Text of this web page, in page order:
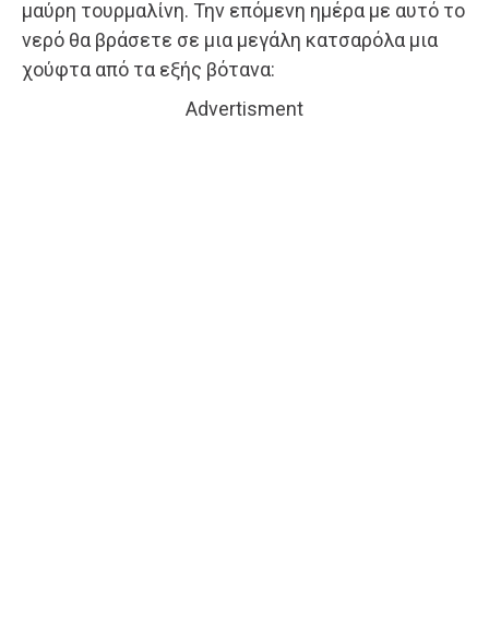
μαύρη τουρμαλίνη. Την επόμενη ημέρα με αυτό το
νερό θα βράσετε σε μια μεγάλη κατσαρόλα μια
χούφτα από τα εξής βότανα:
Advertisment